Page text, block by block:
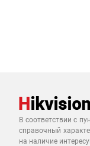
В соответствии с
справочный
на наличие